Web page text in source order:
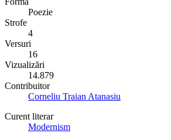
Poezie
Strofe
4
Versuri
16
Vizualizări
14.879
Contribuitor
Corneliu Traian Atanasiu
Curent literar
Modernism